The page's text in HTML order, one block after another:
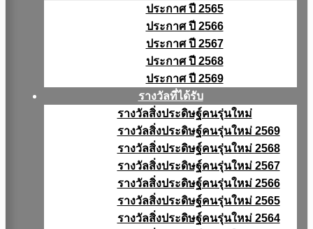
ประกาศ ปี 2565
ประกาศ ปี 2566
ประกาศ ปี 2567
ประกาศ ปี 2568
ประกาศ ปี 2569
รางวัลที่ได้รับ
รางวัลสิ่งประดิษฐ์คนรุ่นใหม่
รางวัลสิ่งประดิษฐ์คนรุ่นใหม่ 2569
รางวัลสิ่งประดิษฐ์คนรุ่นใหม่ 2568
รางวัลสิ่งประดิษฐ์คนรุ่นใหม่ 2567
รางวัลสิ่งประดิษฐ์คนรุ่นใหม่ 2566
รางวัลสิ่งประดิษฐ์คนรุ่นใหม่ 2565
รางวัลสิ่งประดิษฐ์คนรุ่นใหม่ 2564